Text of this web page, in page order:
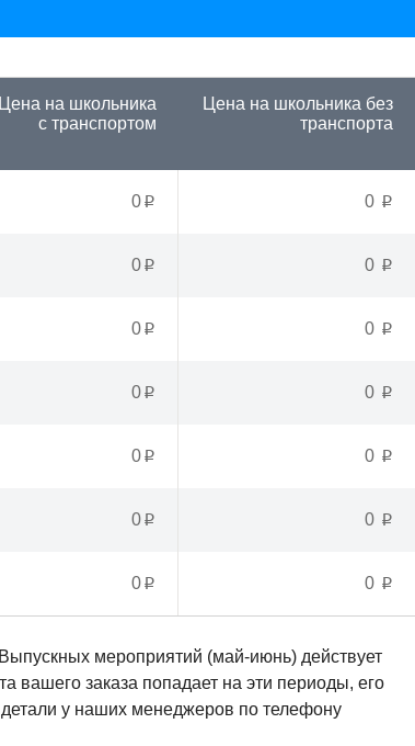
Цена на школьника
с транспортом
Цена на школьника без
транспорта
0p 0 p
0p 0 p
0p 0 p
0p 0 p
0p 0 p
0p 0 p
0p 0 p
мероприятий (май-июнь) действует
вашего заказа попадает на эти периоды, его
у наших менеджеров по телефону